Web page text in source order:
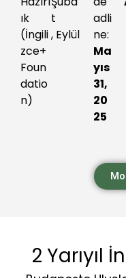
ık
(İngili
zce+
Foun
datio
n)
t
, Eylül
adli
ne:
Ma
yıs
31,
20
25
2 Yarıyıl